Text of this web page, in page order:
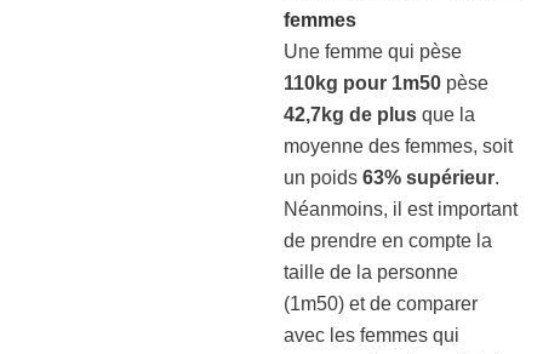
femmes
Une femme qui pèse
110kg pour 1m50 pèse
42,7kg de plus que la
moyenne des femmes, soit
un poids 63% supérieur.
Néanmoins, il est important
de prendre en compte la
taille de la personne
(1m50) et de comparer
avec les femmes qui